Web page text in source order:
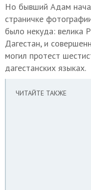
Но бывший Адам
страничке
было некуда: велика
Дагестан, и
могил протест
дагестанских языках.
ЧИТАЙТЕ ТАКЖЕ